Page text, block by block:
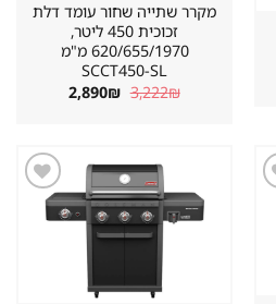
מקרר שתייה שחור עומד דלת
זכוכית 450 ליטר,
620/655/1970 מ"מ
SCCT450-SL
3,222₪ המחיר
המקורי
2,890₪ המחיר
הנוכחי
שמור
מוצר